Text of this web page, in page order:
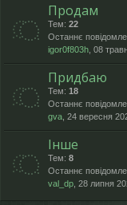
ос
ту
Продам
Тем: 22
Останнє
igor0f803h , 08
Придбаю
Тем: 18
Останнє
gva , 24 вересня
Інше
Тем: 8
Останнє
val_dp , 28 липня